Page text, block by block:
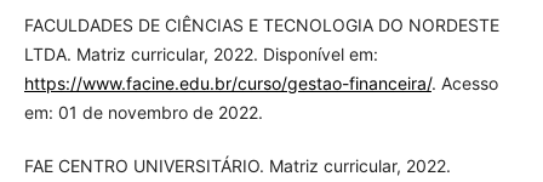
FACULDADES DE CIÊNCIAS E TECNOLOGIA DO NORDESTE
LTDA. Matriz curricular, 2022. Disponível em:
https://www.facine.edu.br/curso/gestao-financeira/. Acesso
em: 01 de novembro de 2022.
FAE CENTRO UNIVERSITÁRIO. Matriz curricular, 2022.